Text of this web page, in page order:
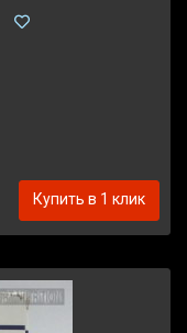
Купить в 1 клик